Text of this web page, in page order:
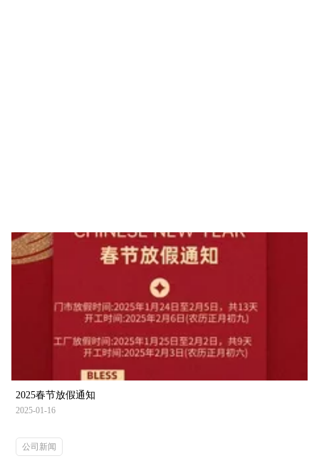
2025春节放假通知
2025-01-16
公司新闻